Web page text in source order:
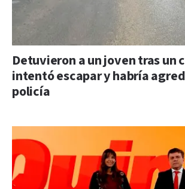
Detuvieron a un joven tras un
intentó escapar y habría
policía